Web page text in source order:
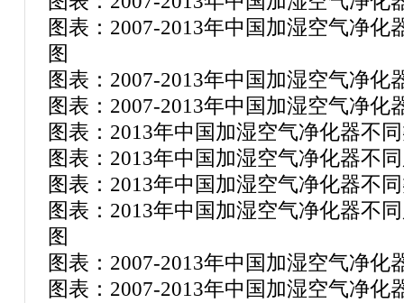
图表：2007-2013年中国加湿空气净化
图
图表：2007-2013年中国加湿空气净化
图表：2007-2013年中国加湿空气净化
图表：2013年中国加湿空气净化器不
图表：2013年中国加湿空气净化器不
图表：2013年中国加湿空气净化器不
图表：2013年中国加湿空气净化器不
图
图表：2007-2013年中国加湿空气净化
图表：2007-2013年中国加湿空气净化